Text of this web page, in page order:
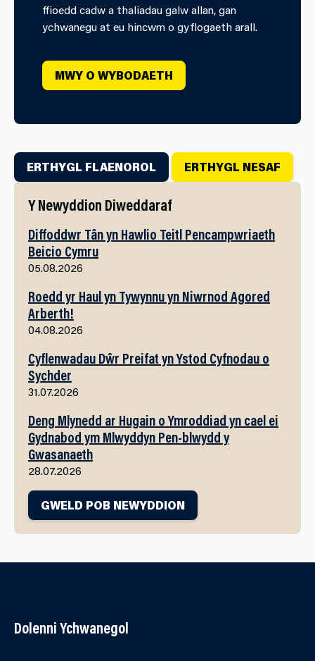
ffioedd cadw a thaliadau galw allan, gan
ychwanegu at eu hincwm o gyflogaeth arall.
MWY O WYBODAETH
ERTHYGL FLAENOROL ERTHYGL NESAF
Y Newyddion Diweddaraf
Diffoddwr Tân yn Hawlio Teitl Pencampwriaeth
Beicio Cymru
05.08.2026
Roedd yr Haul yn Tywynnu yn Niwrnod Agored
Arberth!
04.08.2026
Cyflenwadau Dŵr Preifat yn Ystod Cyfnodau o
Sychder
31.07.2026
Deng Mlynedd ar Hugain o Ymroddiad yn cael ei
Gydnabod ym Mlwyddyn Pen-blwydd y
Gwasanaeth
28.07.2026
GWELD POB NEWYDDION
Dolenni Ychwanegol